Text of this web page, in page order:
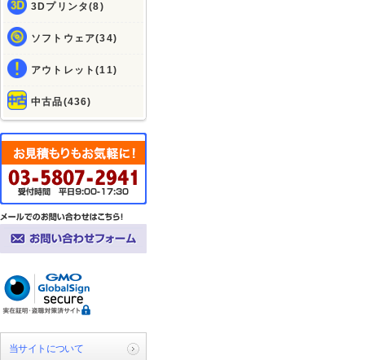
3Dプリンタ(8)
ソフトウェア(34)
アウトレット(11)
中古品(436)
当サイトについて